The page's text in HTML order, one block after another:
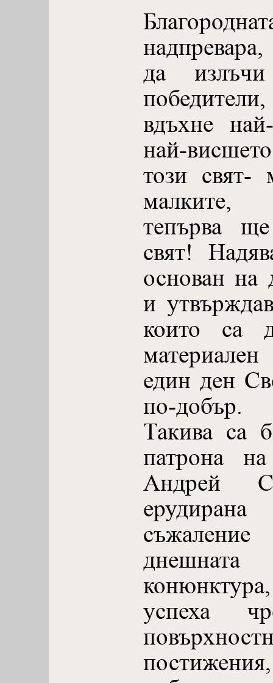
да излъчи
вдъхне
най-
този свят-
малките,
тепърва
свят!
основан на
и
които са
един ден
по-добър.
Такива са
патрона
Андрей
успеха